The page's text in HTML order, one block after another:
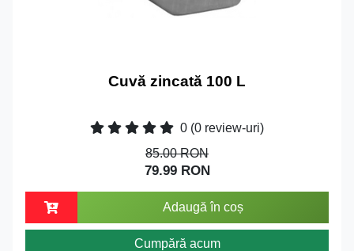
Cuvă zincată 100 L
0 (0 review-uri)
85.00 RON
79.99 RON
Adaugă în coș
Cumpără acum